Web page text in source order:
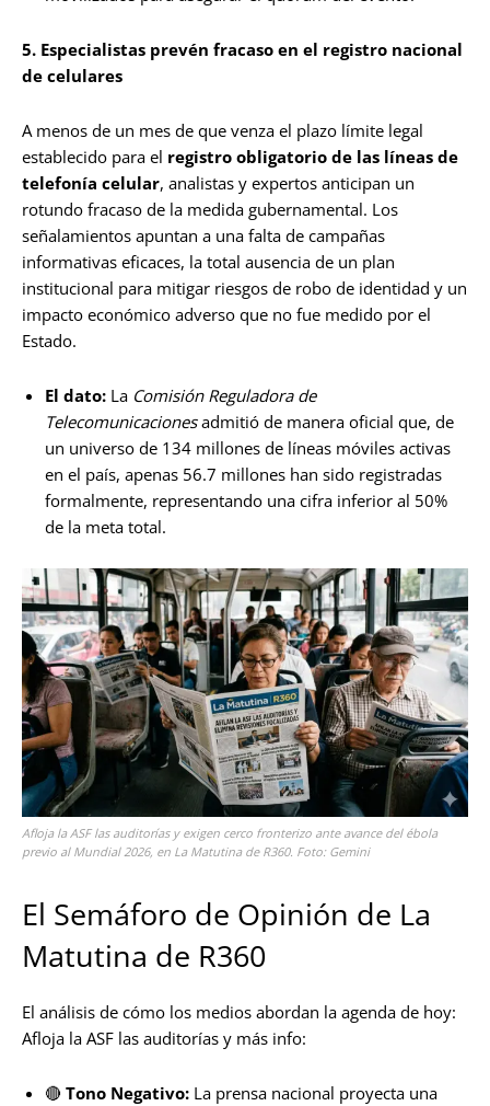
5. Especialistas prevén fracaso en el registro nacional
de celulares
A menos de un mes de que venza el plazo límite legal
establecido para el registro obligatorio de las líneas de
telefonía celular, analistas y expertos anticipan un
rotundo fracaso de la medida gubernamental. Los
señalamientos apuntan a una falta de campañas
informativas eficaces, la total ausencia de un plan
institucional para mitigar riesgos de robo de identidad y un
impacto económico adverso que no fue medido por el
Estado.
El dato: La Comisión Reguladora de
Telecomunicacionesadmitió de manera oficial que, de
un universo de 134 millones de líneas móviles activas
en el país, apenas 56.7 millones han sido registradas
formalmente, representando una cifra inferior al 50%
de la meta total.
Afloja la ASF las auditorías y exigen cerco fronterizo ante avance del ébola
previo al Mundial 2026, en La Matutina de R360. Foto: Gemini
El Semáforo de Opinión de La
Matutina de R360
El análisis de cómo los medios abordan la agenda de hoy:
Afloja la ASF las auditorías y más info:
🔴 Tono Negativo: La prensa nacional proyecta una